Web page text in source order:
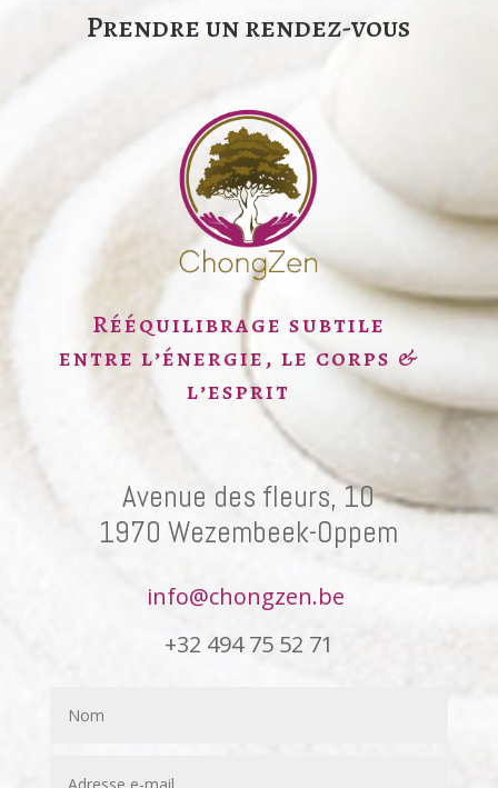
Prendre un rendez-vous
Rééquilibrage subtile
entre l’énergie, le corps &
l’esprit
Avenue des fleurs, 10
1970 Wezembeek-Oppem
info@chongzen.be
+32 494 75 52 71